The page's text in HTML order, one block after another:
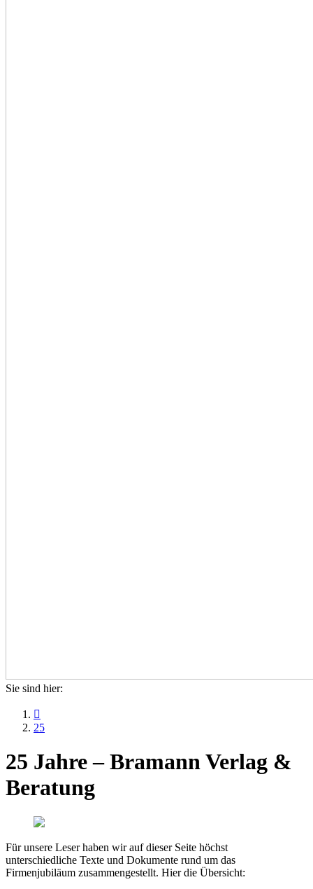
Sie sind hier:

25
25 Jahre – Bramann Verlag &
Beratung
Für unsere Leser haben wir auf dieser Seite höchst
unterschiedliche Texte und Dokumente rund um das
Firmenjubiläum zusammengestellt. Hier die Übersicht: